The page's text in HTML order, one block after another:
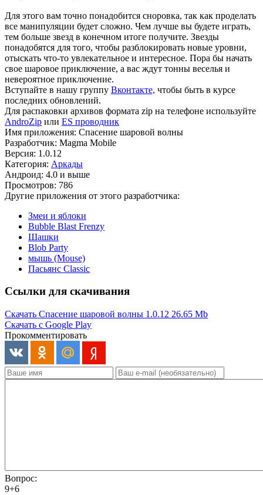
Для этого вам точно понадобится сноровка, так как проделать
все манипуляции будет сложно. Чем лучше вы будете играть,
тем больше звезд в конечном итоге получите. Звезды
понадобятся для того, чтобы разблокировать новые уровни,
отыскать что-то увлекательное и интересное. Пора бы начать
свое шаровое приключение, а вас ждут тонны веселья и
невероятное приключение.
Вступайте в нашу группу Вконтакте, чтобы быть в курсе
последних обновлений.
Для распаковки архивов формата zip на телефоне используйте
AndroZip или ES проводник
Имя приложения: Спасение шаровой волны
Разработчик: Magma Mobile
Версия: 1.0.12
Категория: Аркады
Андроид: 4.0 и выше
Просмотров: 786
Другие приложения от этого разработчика:
Змеи и яблоки
Bubble Blast Frenzy
Шашки
Blob Party
мышь (Mouse)
Пасьянс Classic
Ссылки для скачивания
Скачать Спасение шаровой волны 1.0.12 26.65 Mb
Скачать с Google Play
Прокомментировать
Вопрос:
9+6